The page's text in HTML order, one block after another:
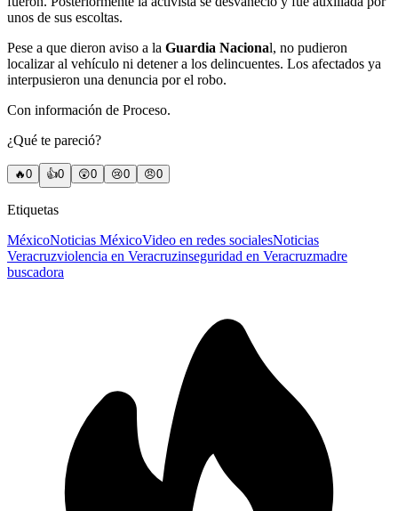
unos de sus escoltas.
Pese a que dieron aviso a la Guardia Nacional, no pudieron
localizar al vehículo ni detener a los delincuentes. Los afectados ya
interpusieron una denuncia por el robo.
Con información de Proceso.
¿Qué te pareció?
🔥0 👍0 😲0 😢0 😠0
Etiquetas
MéxicoNoticias MéxicoVideo en redes socialesNoticias
Veracruzviolencia en Veracruzinseguridad en Veracruzmadre
buscadora